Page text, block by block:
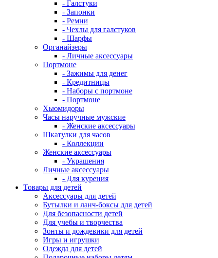
- Галстуки
- Запонки
- Ремни
- Чехлы для галстуков
- Шарфы
Органайзеры
- Личные аксессуары
Портмоне
- Зажимы для денег
- Кредитницы
- Наборы с портмоне
- Портмоне
Хьюмидоры
Часы наручные мужские
- Женские аксессуары
Шкатулки для часов
- Коллекции
Женские аксессуары
- Украшения
Личные аксессуары
- Для курения
Товары для детей
Аксессуары для детей
Бутылки и ланч-боксы для детей
Для безопасности детей
Для учебы и творчества
Зонты и дождевики для детей
Игры и игрушки
Одежда для детей